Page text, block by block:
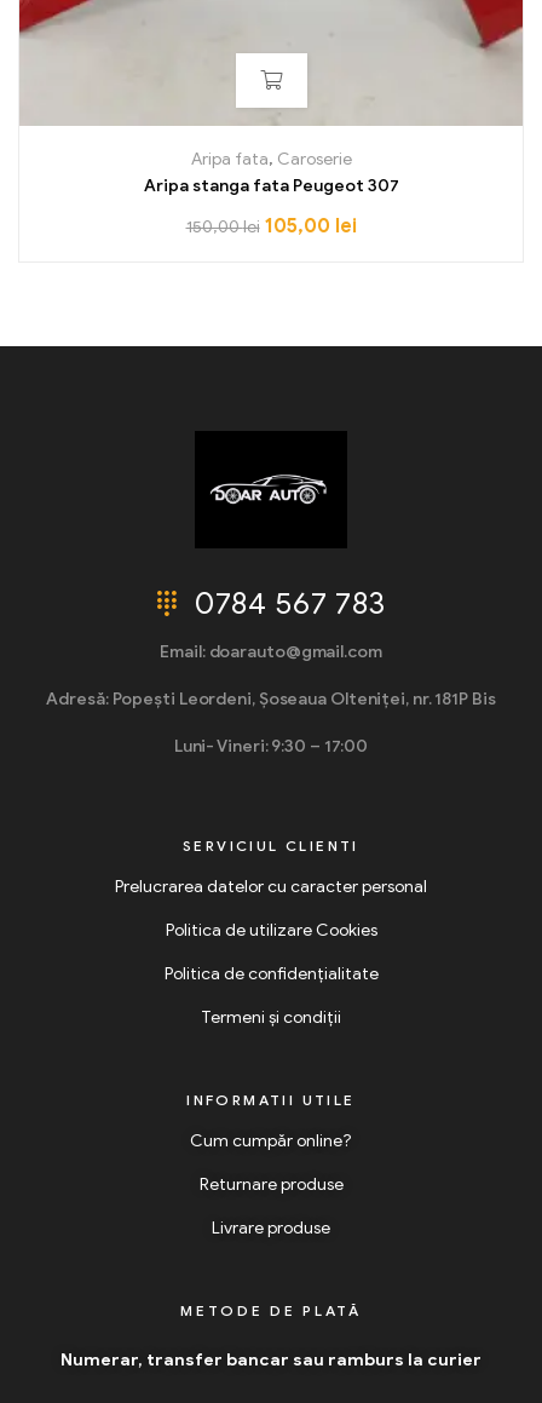
Aripa fata, Caroserie
Aripa stanga fata Peugeot 307
150,00lei 105,00 lei
0784 567 783
Email: doarauto@gmail.com
Adresă: Popești Leordeni, Șoseaua Olteniței, nr. 181P Bis
Luni- Vineri: 9:30 – 17:00
SERVICIUL CLIENTI
Prelucrarea datelor cu caracter personal
Politica de utilizare Cookies
Politica de confidențialitate
Termeni și condiții
INFORMATII UTILE
Cum cumpăr online?
Returnare produse
Livrare produse
METODE DE PLATĂ
Numerar, transfer bancar sau ramburs la curier